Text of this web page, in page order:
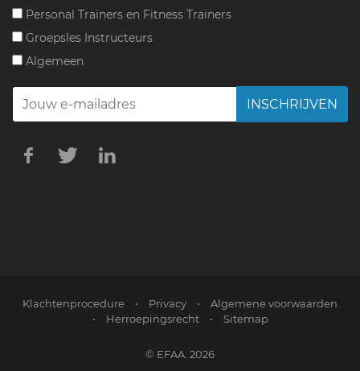
Personal Trainers en Fitness Trainers
Groepsles Instructeurs
Algemeen
INSCHRIJVEN
Klachtenprocedure • Privacy •
Algemene voorwaarden
•
Herroepingsrecht • Sitemap
© EFAA. 2026